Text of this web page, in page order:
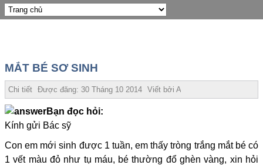
MẮT BÉ SƠ SINH
Chi tiết Được đăng: 30 Tháng 10 2014 Viết bởi Admin
Bạn đọc hỏi:
Kính gửi Bác sỹ
Con em mới sinh được 1 tuần, em thấy tròng trắng mắt bé có
1 vết màu đỏ như tụ máu, bé thường đổ ghèn vàng, xin hỏi